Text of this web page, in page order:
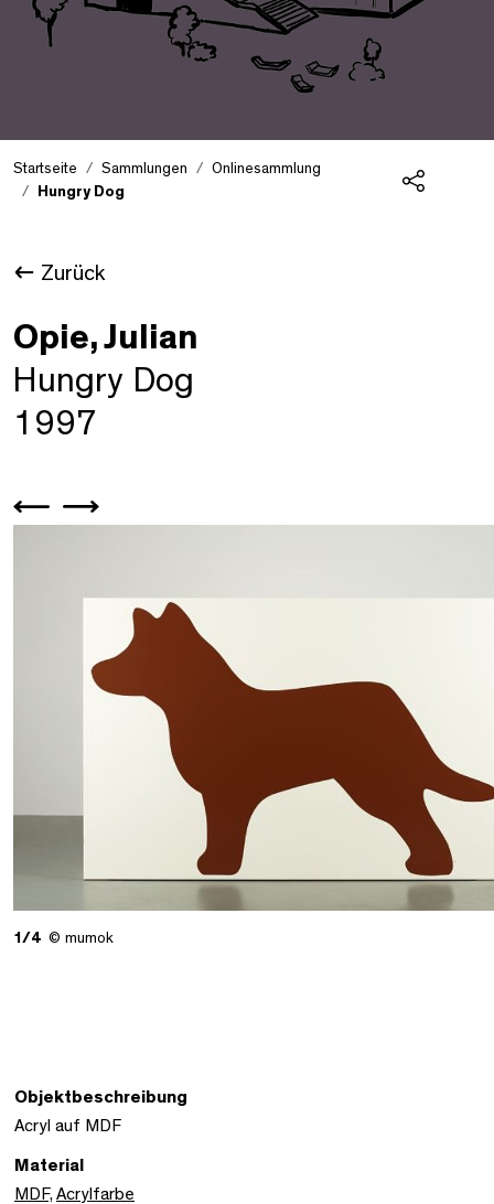
Startseite Sammlungen
Onlinesammlung
Hungry Dog
Zurück
Opie, Julian
Hungry Dog
1997
1/4 © mumok
Objektbeschreibung
Acryl auf MDF
Material
MDF, Acrylfarbe